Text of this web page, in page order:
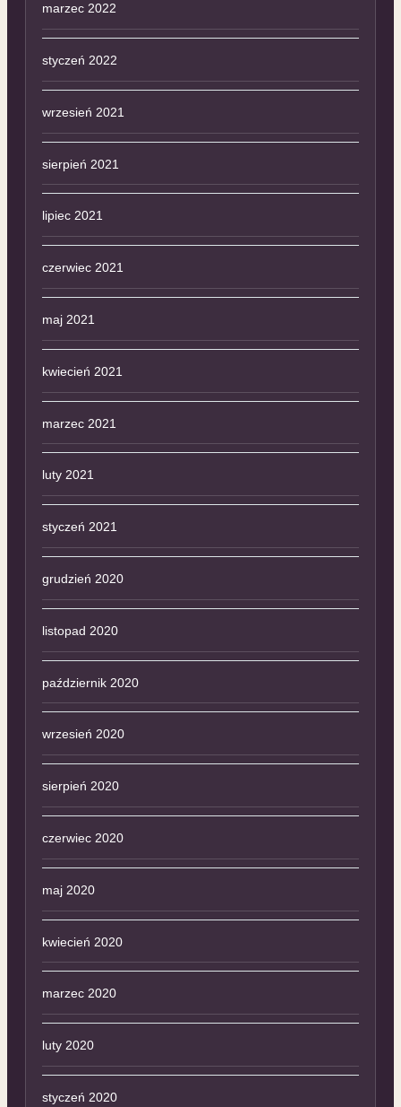
marzec 2022
styczeń 2022
wrzesień 2021
sierpień 2021
lipiec 2021
czerwiec 2021
maj 2021
kwiecień 2021
marzec 2021
luty 2021
styczeń 2021
grudzień 2020
listopad 2020
październik 2020
wrzesień 2020
sierpień 2020
czerwiec 2020
maj 2020
kwiecień 2020
marzec 2020
luty 2020
styczeń 2020